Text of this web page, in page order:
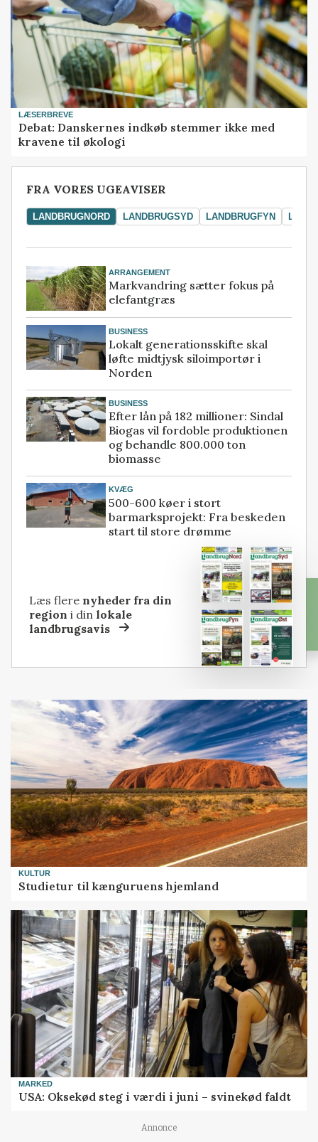
LÆSERBREVE
Debat: Danskernes indkøb stemmer ikke med
kravene til økologi
FRA VORES UGEAVISER
LANDBRUGNORD LANDBRUGSYD LANDBRUGFYN
ARRANGEMENT
Markvandring sætter fokus på
elefantgræs
BUSINESS
Lokalt generationsskifte skal
løfte midtjysk siloimportør i
Norden
BUSINESS
Efter lån på 182 millioner: Sindal
Biogas vil fordoble produktionen
og behandle 800.000 ton
biomasse
KVÆG
500-600 køer i stort
barmarksprojekt: Fra beskeden
start til store drømme
Læs flere nyheder fra din
region i dinlokale
landbrugsavis
KULTUR
Studietur til kænguruens hjemland
MARKED
USA: Oksekød steg i værdi i juni – svinekød faldt
Annonce